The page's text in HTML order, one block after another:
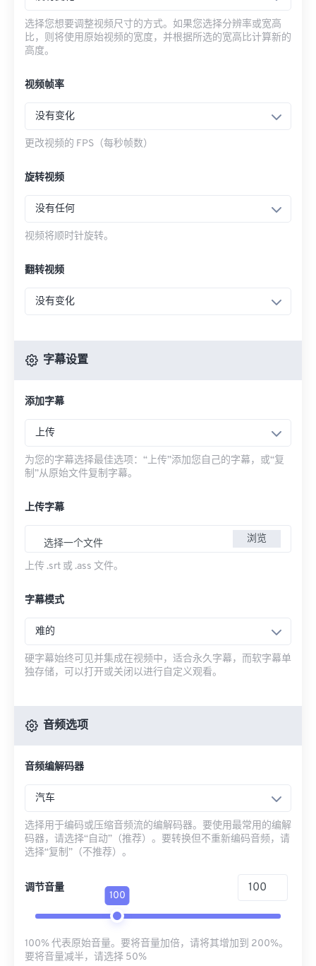
选择您想要调整视频尺寸的方式。如果您选择分辨率或宽高
比，则将使用原始视频的宽度，并根据所选的宽高比计算新的
高度。
视频帧率
没有变化
更改视频的 FPS（每秒帧数）
旋转视频
没有任何
视频将顺时针旋转。
翻转视频
没有变化
字幕设置
添加字幕
上传
为您的字幕选择最佳选项：“上传”添加您自己的字幕，或“复
制”从原始文件复制字幕。
上传字幕
选择一个文件 浏览
上传 .srt 或 .ass 文件。
字幕模式
难的
硬字幕始终可见并集成在视频中，适合永久字幕，而软字幕单
独存储，可以打开或关闭以进行自定义观看。
音频选项
音频编解码器
汽车
选择用于编码或压缩音频流的编解码器。要使用最常用的编解
码器，请选择“自动”（推荐）。要转换但不重新编码音频，请
选择“复制”（不推荐）。
调节音量
100
100% 代表原始音量。要将音量加倍，请将其增加到 200%。
要将音量减半，请选择 50%